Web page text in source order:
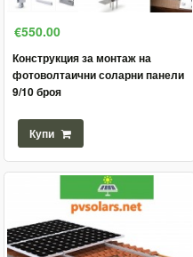
€550.00
Конструкция за монтаж на
фотоволтаични соларни панели
9/10 броя
Купи